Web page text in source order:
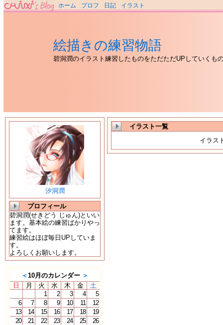
ホーム プロフ 日記 イラスト
絵描きの練習物語
碧洞潤のイラスト練習したものをただただUPしていくも
汐洞潤
プロフィール
碧洞潤(せきどう じゅん)といい
ます。基本絵の練習ばかりやっ
てます。
練習絵はほぼ毎日UPしていま
す。
よろしくお願いします。
＜10月のカレンダー ＞
日
月 火 水 木 金
土
1
2 3 4
5
6
7 8 9 10 11
12
13
14 15 16 17 18
19
20
21 22 23 24 25
26
イラスト一覧
イラス